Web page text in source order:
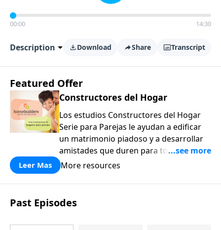
00:00 14:30
Description Download Share Transcript
Featured Offer
Constructores del Hogar
Los estudios Constructores del Hogar
Serie para Parejas le ayudan a edificar
un matrimonio piadoso y a desarrollar
amistades que duren para toda la vida.
¡Únase a uno de los estudios de grupos
a casa los principios de la Palabra de
Dios para compartirlos con su familia,
su iglesia y su comunidad!
Leer Mas More resources
Past Episodes